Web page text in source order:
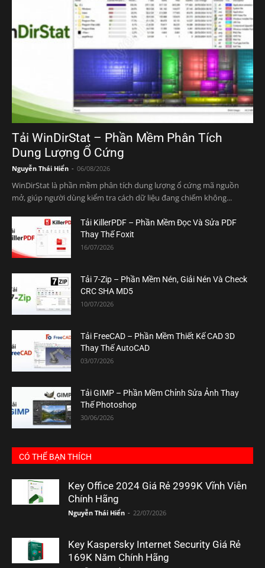
Tải WinDirStat – Phần Mềm Phân Tích
Dung Lượng Ổ Cứng
Nguyễn Thái Hiển - 06/08/2026
WinDirStat là phần mềm phân tích dung lượng ổ cứng mã nguồn
mở, giúp người dùng kiểm tra cách dữ liệu đang chiếm không...
Tải KillerPDF – Phần Mềm Đọc Và Sửa PDF
Thay Thế Foxit
16/07/2026
Tải 7-Zip – Phần Mềm Nén, Giải Nén Và Check
CRC SHA MD5
10/07/2026
Tải FreeCAD – Phần Mềm Thiết Kế CAD 3D
Thay Thế AutoCAD
03/07/2026
Tải GIMP – Phần Mềm Chỉnh Sửa Ảnh Thay
Thế Photoshop
30/06/2026
CÓ THỂ BẠN THÍCH
Key Office 2024 Giá Rẻ 2999K Vĩnh Viễn
Chính Hãng
Nguyễn Thái Hiển - 22/07/2026
Key Kaspersky Internet Security Giá Rẻ
169K Năm Chính Hãng